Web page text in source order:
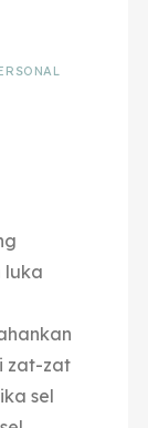
luka
zat-zat
sel